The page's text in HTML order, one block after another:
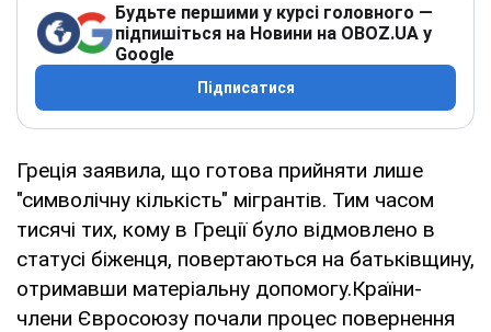
Будьте першими у курсі головного —
підпишіться на Новини на OBOZ.UA у
Google
Підписатися
Греція заявила, що готова прийняти лише
"символічну кількість" мігрантів. Тим часом
тисячі тих, кому в Греції було відмовлено в
статусі біженця, повертаються на батьківщину,
отримавши матеріальну допомогу.Країни-
члени Євросоюзу почали процес повернення